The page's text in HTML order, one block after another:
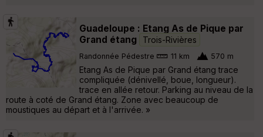
Guadeloupe : Etang As de Pique par
Grand étang
Trois-Rivières
Randonnée Pédestre 11 km 570 m
Etang As de Pique par Grand étang trace
compliquée (dénivellé, boue, longueur).
trace en allée retour. Parking au niveau de la
route à coté de Grand étang. Zone avec beaucoup de
moustiques au départ et à l'arrivée. »